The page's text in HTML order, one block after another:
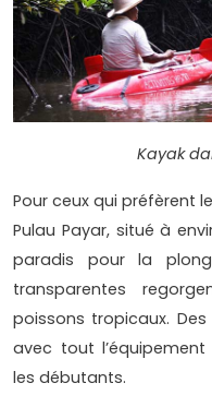
Kayak
Pour ceux qui préfèrent
Pulau Payar, situé à
paradis pour la
transparentes
poissons tropicaux.
avec tout
les débutants.